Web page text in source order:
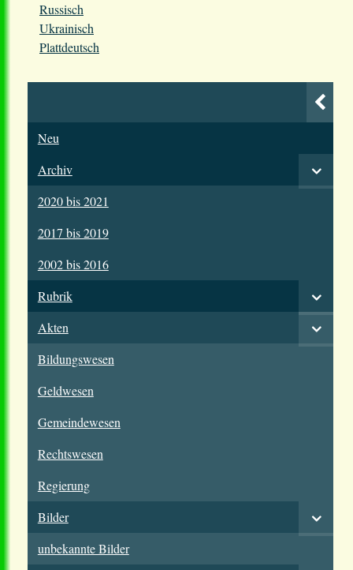
Russisch
Ukrainisch
Plattdeutsch
Neu
Archiv
2020 bis 2021
2017 bis 2019
2002 bis 2016
Rubrik
Akten
Bildungswesen
Geldwesen
Gemeindewesen
Rechtswesen
Regierung
Bilder
unbekannte Bilder